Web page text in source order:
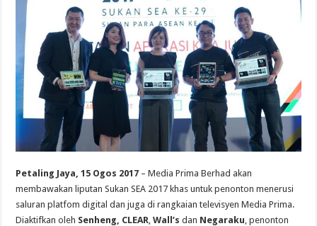
Petaling Jaya, 15 Ogos 2017 – Media Prima Berhad akan
membawakan liputan Sukan SEA 2017 khas untuk penonton menerusi
saluran platfom digital dan juga di rangkaian televisyen Media Prima.
Diaktifkan oleh Senheng, CLEAR ,Wall’sdan Negaraku , penonton